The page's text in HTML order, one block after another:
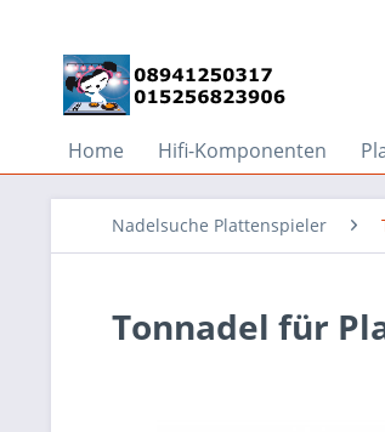
Home Hifi-Komponenten
Nadelsuche Plattenspieler
Tonnadel für